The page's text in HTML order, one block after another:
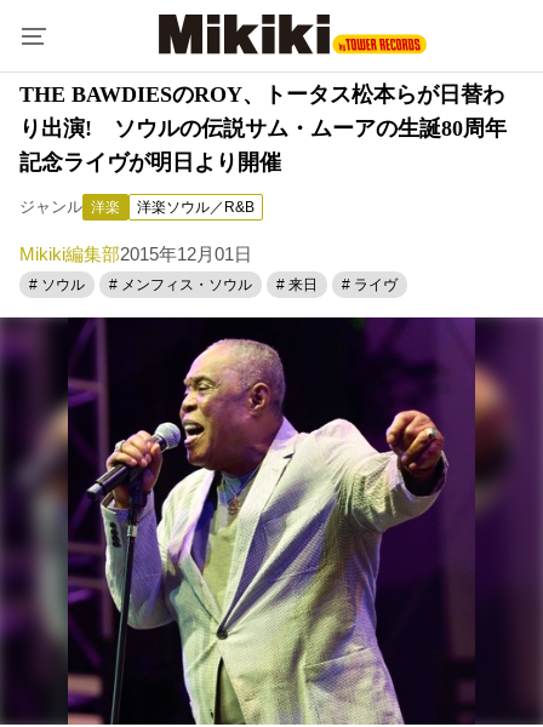
THE BAWDIESのROY、トータス松本らが日替わ
り出演! ソウルの伝説サム・ムーアの生誕80周年
記念ライヴが明日より開催
ジャンル 洋楽 洋楽ソウル／R&B
Mikiki編集部2015年12月01日
# ソウル # メンフィス・ソウル # 来日 # ライヴ